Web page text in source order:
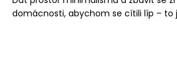
domácnosti, abychom se cítili líp – to